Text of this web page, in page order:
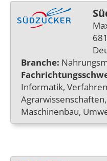
Branche:
Informatik,
Maschinenbau,